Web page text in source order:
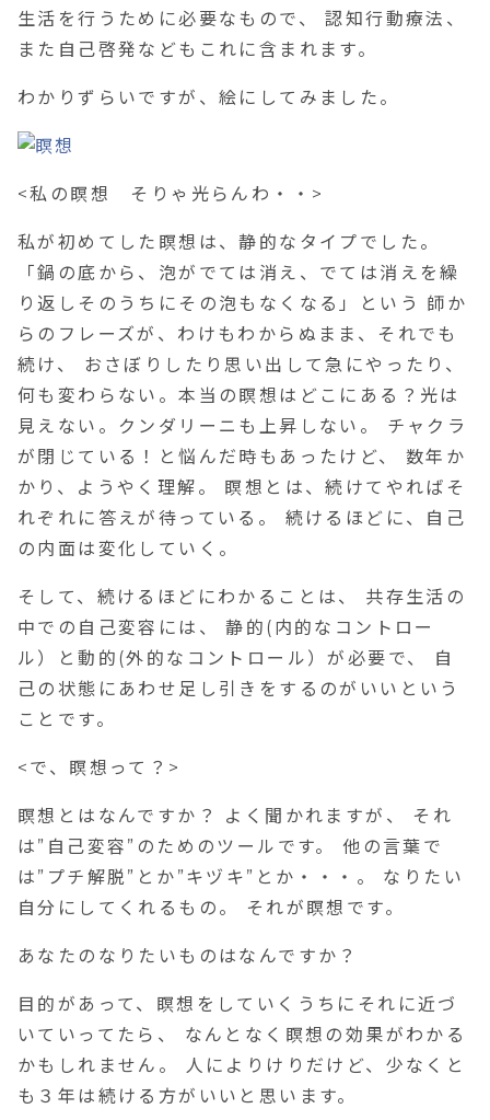
生活を行うために必要なもので、 認知行動療法、
また自己啓発などもこれに含まれます。
わかりずらいですが、絵にしてみました。
<私の瞑想 そりゃ光らんわ・・>
私が初めてした瞑想は、静的なタイプでした。
「鍋の底から、泡がでては消え、でては消えを繰
り返しそのうちにその泡もなくなる」という 師か
らのフレーズが、わけもわからぬまま、それでも
続け、 おさぼりしたり思い出して急にやったり、
何も変わらない。本当の瞑想はどこにある？光は
見えない。クンダリーニも上昇しない。 チャクラ
が閉じている！と悩んだ時もあったけど、 数年か
かり、ようやく理解。 瞑想とは、続けてやればそ
れぞれに答えが待っている。 続けるほどに、自己
の内面は変化していく。
そして、続けるほどにわかることは、 共存生活の
中での自己変容には、 静的(内的なコントロー
ル）と動的(外的なコントロール）が必要で、 自
己の状態にあわせ足し引きをするのがいいという
ことです。
<で、瞑想って？>
瞑想とはなんですか？ よく聞かれますが、 それ
は”自己変容”のためのツールです。 他の言葉で
は”プチ解脱”とか”キヅキ”とか・・・。 なりたい
自分にしてくれるもの。 それが瞑想です。
あなたのなりたいものはなんですか？
目的があって、瞑想をしていくうちにそれに近づ
いていってたら、 なんとなく瞑想の効果がわかる
かもしれません。 人によりけりだけど、少なくと
も３年は続ける方がいいと思います。